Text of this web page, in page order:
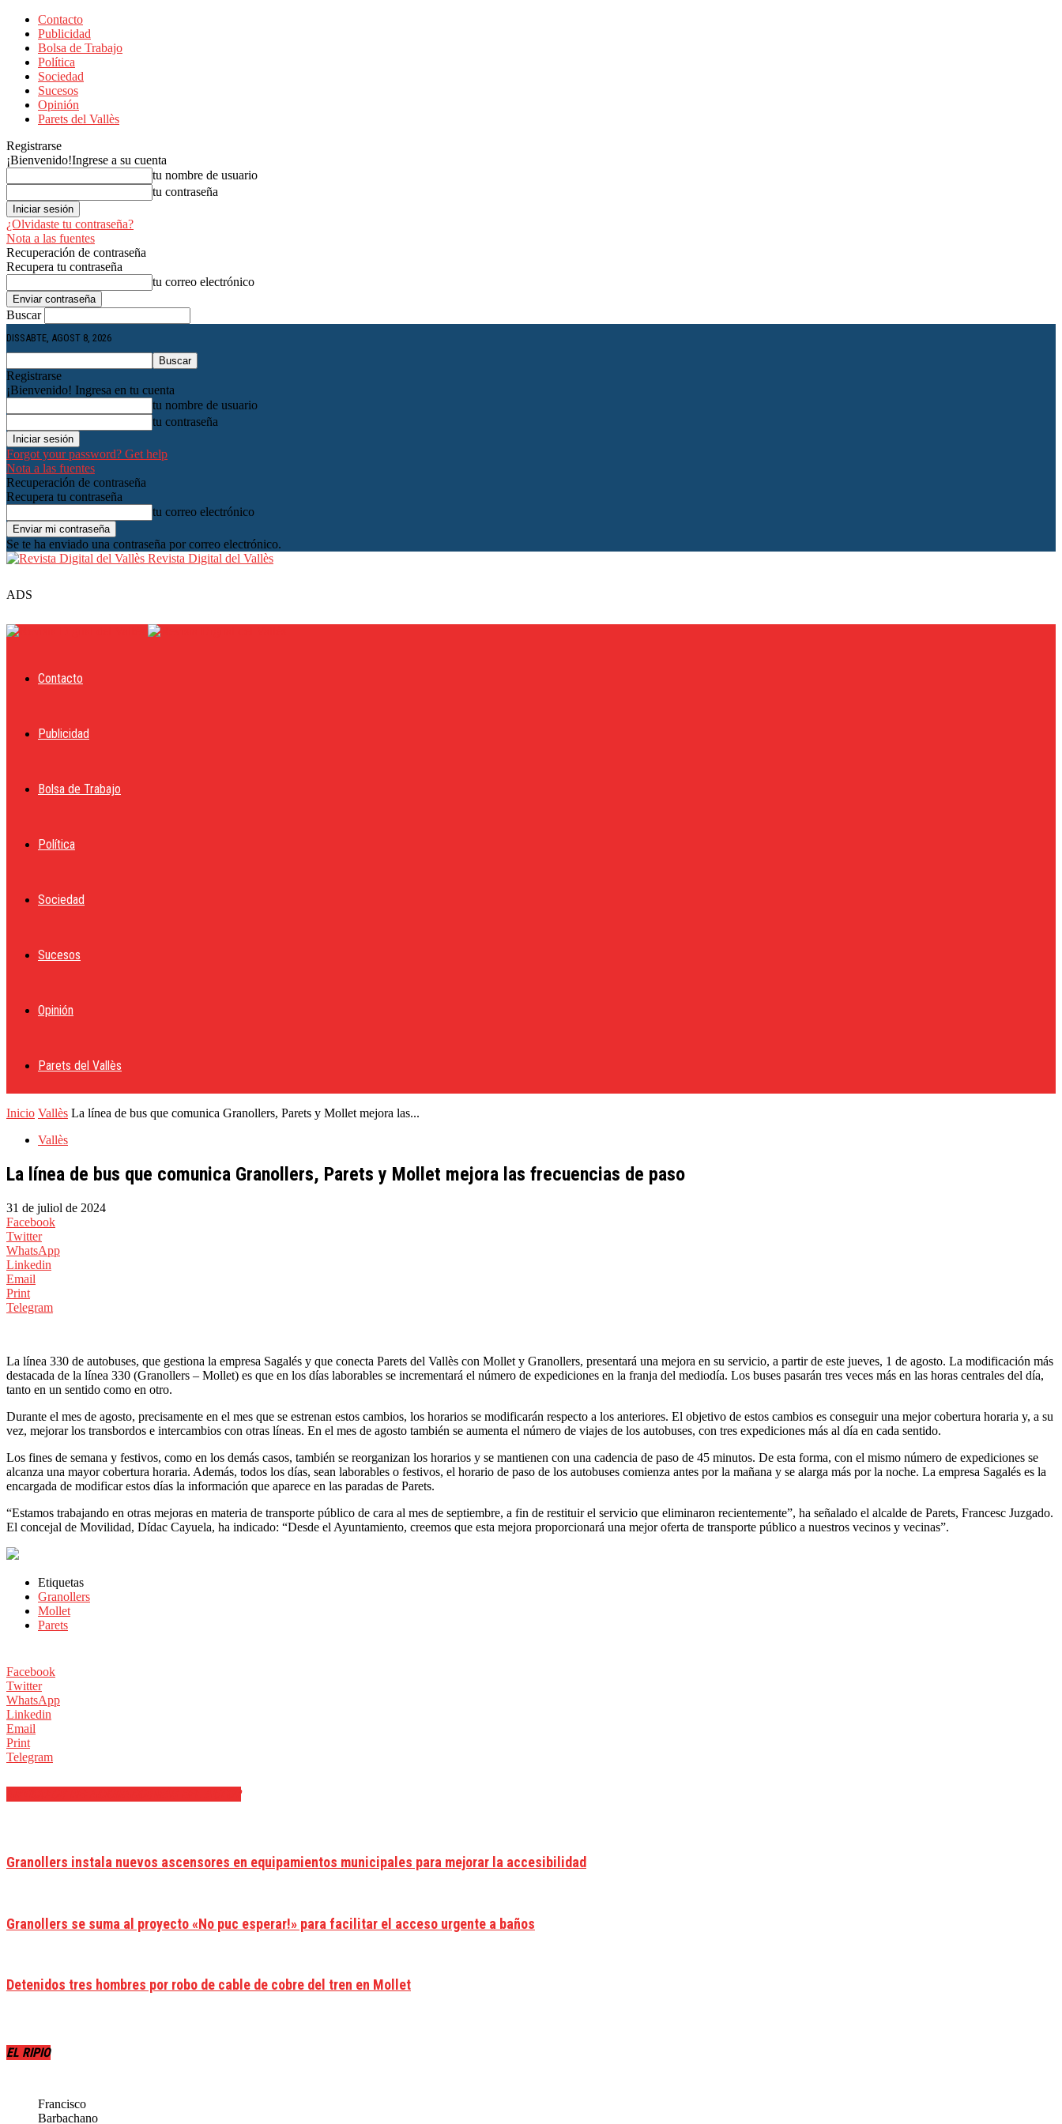
Contacto
Publicidad
Bolsa de Trabajo
Política
Sociedad
Sucesos
Opinión
Parets del Vallès
Registrarse
¡Bienvenido!Ingrese a su cuenta
tu nombre de usuario
tu contraseña
¿Olvidaste tu contraseña?
Nota a las fuentes
Recuperación de contraseña
Recupera tu contraseña
tu correo electrónico
Buscar
DISSABTE, AGOST 8, 2026
Registrarse
¡Bienvenido! Ingresa en tu cuenta
tu nombre de usuario
tu contraseña
Forgot your password? Get help
Nota a las fuentes
Recuperación de contraseña
Recupera tu contraseña
tu correo electrónico
Se te ha enviado una contraseña por correo electrónico.
Revista Digital del Vallès
ADS
Contacto
Publicidad
Bolsa de Trabajo
Política
Sociedad
Sucesos
Opinión
Parets del Vallès
Inicio Vallès La línea de bus que comunica Granollers, Parets y Mollet mejora las...
Vallès
La línea de bus que comunica Granollers, Parets y Mollet mejora las frecuencias de paso
31 de juliol de 2024
Facebook
Twitter
WhatsApp
Linkedin
Email
Print
Telegram
La línea 330 de autobuses, que gestiona la empresa Sagalés y que conecta Parets del Vallès con Mollet y Granollers, presentará una mejora en su servicio, a partir de este jueves, 1 de agosto. La modificación más
destacada de la línea 330 (Granollers – Mollet) es que en los días laborables se incrementará el número de expediciones en la franja del mediodía. Los buses pasarán tres veces más en las horas centrales del día,
tanto en un sentido como en otro.
Durante el mes de agosto, precisamente en el mes que se estrenan estos cambios, los horarios se modificarán respecto a los anteriores. El objetivo de estos cambios es conseguir una mejor cobertura horaria y, a su
vez, mejorar los transbordos e intercambios con otras líneas. En el mes de agosto también se aumenta el número de viajes de los autobuses, con tres expediciones más al día en cada sentido.
Los fines de semana y festivos, como en los demás casos, también se reorganizan los horarios y se mantienen con una cadencia de paso de 45 minutos. De esta forma, con el mismo número de expediciones se
alcanza una mayor cobertura horaria. Además, todos los días, sean laborables o festivos, el horario de paso de los autobuses comienza antes por la mañana y se alarga más por la noche. La empresa Sagalés es la
encargada de modificar estos días la información que aparece en las paradas de Parets.
“Estamos trabajando en otras mejoras en materia de transporte público de cara al mes de septiembre, a fin de restituir el servicio que eliminaron recientemente”, ha señalado el alcalde de Parets, Francesc Juzgado.
El concejal de Movilidad, Dídac Cayuela, ha indicado: “Desde el Ayuntamiento, creemos que esta mejora proporcionará una mejor oferta de transporte público a nuestros vecinos y vecinas”.
Etiquetas
Granollers
Mollet
Parets
Facebook
Twitter
WhatsApp
Linkedin
Email
Print
Telegram
Granollers instala nuevos ascensores en equipamientos municipales para mejorar la accesibilidad
Granollers se suma al proyecto «No puc esperar!» para facilitar el acceso urgente a baños
Detenidos tres hombres por robo de cable de cobre del tren en Mollet
EL RIPIO
Francisco
Barbachano